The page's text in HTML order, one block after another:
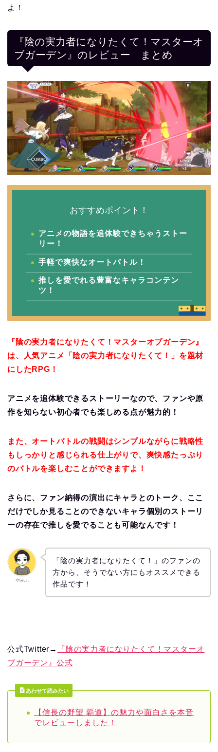
よ！
『陰の実力者になりたくて！マスターオ
ブガーデン』のレビュー まとめ
おすすめポイント！
アニメの物語を追体験できちゃうストー
リー！
手軽で爽快なオートバトル！
推しを愛でれる豊富なキャラコンテン
ツ！
『陰の実力者になりたくて！マスターオブガーデン』
は、人気アニメ「陰の実力者になりたくて！」を題材
にしたRPG！
アニメを追体験できるストーリーなので、ファンや原
作を知らない初心者でも楽しめる点が魅力的！
また、オートバトルの戦闘はシンプルながらに戦略性
もしっかりと感じられる仕上がりで、爽快感たっぷり
のバトルを楽しむことができますよ！
さらに、ファン納得の演出にキャラとのトーク、ここ
だけでしか見ることのできないキャラ個別のストーリ
ーの存在で推しを愛でることも可能なんです！
やみふ
「陰の実力者になりたくて！」のファンの
方から、そうでない方にもオススメできる
作品です！
公式Twitter→
『陰の実力者になりたくて！マスターオ
ブガーデン』公式
あわせて読みたい
【信長の野望 覇道】の魅力や面白さを本音
でレビューしました！